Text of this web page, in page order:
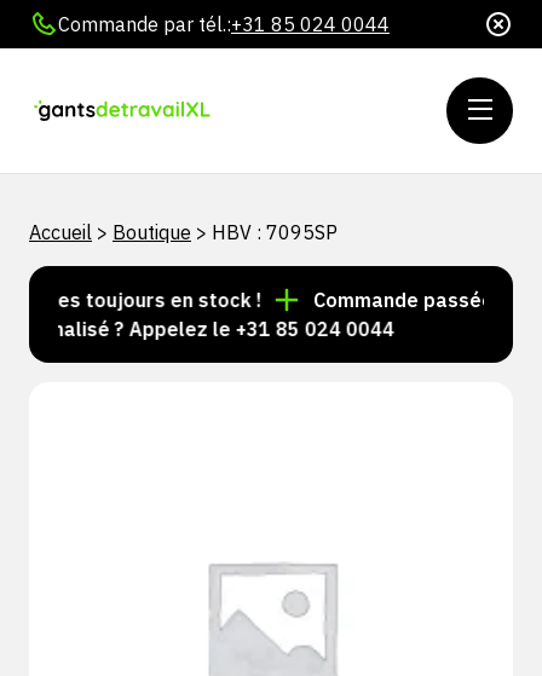
Commande par tél.:+31 85 024 0044
Accueil > Boutique > HBV : 7095SP
toujours en stock !
Commande passée avant
? Appelez le +31 85 024 0044